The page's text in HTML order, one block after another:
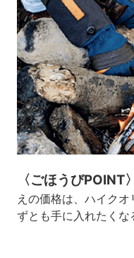
〈ごほうびPOINT〉
えの価格は、ハイク
ずとも手に入れたくな